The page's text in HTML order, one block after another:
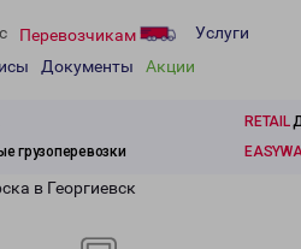
Перевозчикам
Услуги
Документы Акции
RETAIL
грузоперевозки
в Георгиевск